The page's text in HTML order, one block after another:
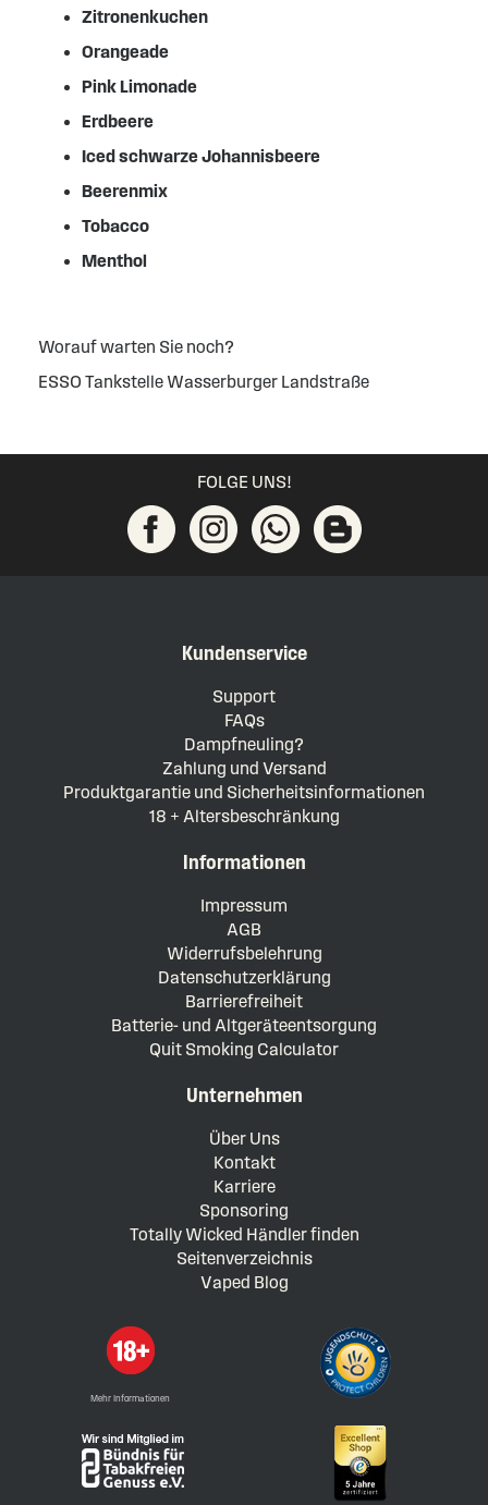
Zitronenkuchen
Orangeade
Pink Limonade
Erdbeere
Iced schwarze Johannisbeere
Beerenmix
Tobacco
Menthol
Worauf warten Sie noch?
ESSO Tankstelle Wasserburger Landstraße
FOLGE UNS!
Kundenservice
Support
FAQs
Dampfneuling?
Zahlung und Versand
Produktgarantie und Sicherheitsinformationen
18 + Altersbeschränkung
Informationen
Impressum
AGB
Widerrufsbelehrung
Datenschutzerklärung
Barrierefreiheit
Batterie- und Altgeräteentsorgung
Quit Smoking Calculator
Unternehmen
Über Uns
Kontakt
Karriere
Sponsoring
Totally Wicked Händler finden
Seitenverzeichnis
Vaped Blog
Mehr Informationen